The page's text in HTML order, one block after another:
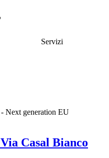
Servizi
Via Casal Bianco